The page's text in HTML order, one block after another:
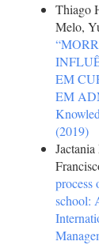
Thiago
Melo,
EM
EM
(2019)
process
school: